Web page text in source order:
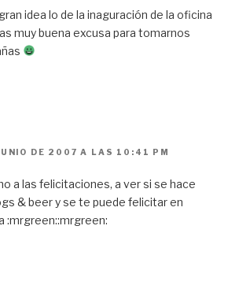
idea lo de la inaguración de la oficina
muy buena excusa para tomarnos
DE 2007 A LAS 10:41 PM
a las felicitaciones, a ver si se hace
& beer y se te puede felicitar en
:mrgreen::mrgreen: